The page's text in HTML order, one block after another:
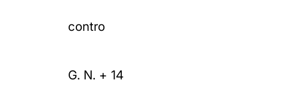
contro
G. N. + 14